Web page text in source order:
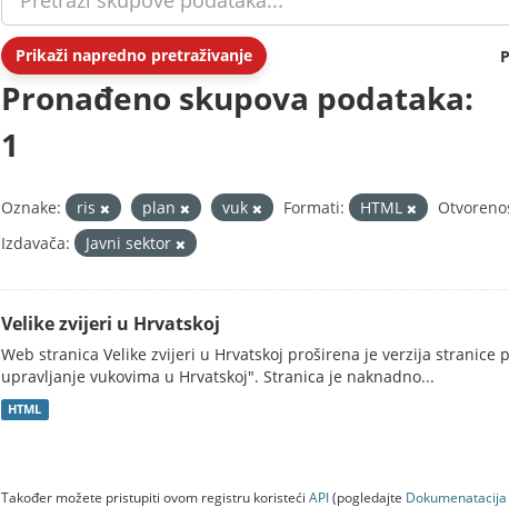
Prikaži napredno pretraživanje
Pronađeno skupova podataka:
1
Oznake: ris plan vuk Formati: HTML
Izdavača:
Javni sektor
Velike zvijeri u Hrvatskoj
Web stranica Velike zvijeri u Hrvatskoj proširena je verzija stranice
upravljanje vukovima u Hrvatskoj". Stranica je naknadno...
HTML
Također možete pristupiti ovom registru koristeći API(pogledajte Dokumenаtаcijа